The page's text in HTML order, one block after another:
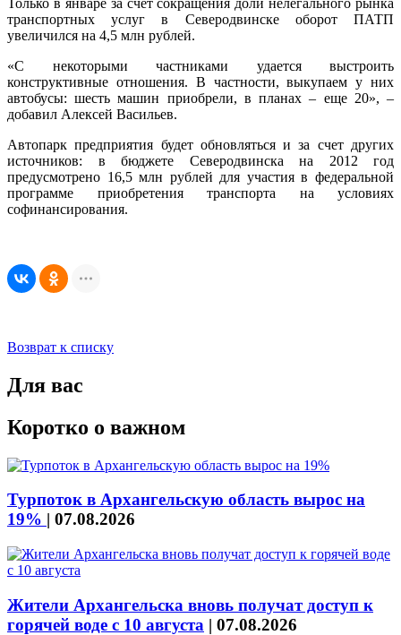
транспортных услуг в Северодвинске оборот ПАТП
увеличился на 4,5 млн рублей.
«С некоторыми частниками удается выстроить
конструктивные отношения. В частности, выкупаем у них
автобусы: шесть машин приобрели, в планах – еще 20», –
добавил Алексей Васильев.
Автопарк предприятия будет обновляться и за счет других
источников: в бюджете Северодвинска на 2012 год
предусмотрено 16,5 млн рублей для участия в федеральной
программе приобретения транспорта на условиях
софинансирования.
Возврат к списку
Для вас
Коротко о важном
Турпоток в Архангельскую область вырос на
19% | 07.08.2026
Жители Архангельска вновь получат доступ к
горячей воде с 10 августа | 07.08.2026